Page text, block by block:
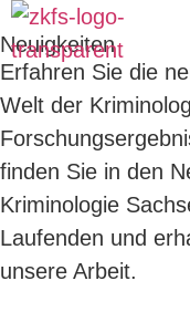
Neuigkeiten
Erfahren Sie die
Welt der
finden Sie in den
Kriminologie
Laufenden und
unsere Arbeit.